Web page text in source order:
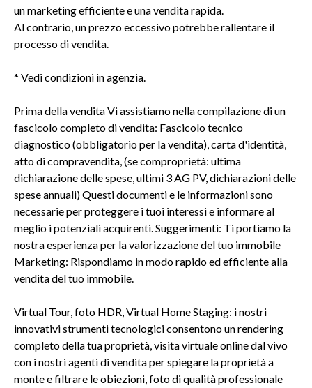
un marketing efficiente e una vendita rapida.
Al contrario, un prezzo eccessivo potrebbe rallentare il
processo di vendita.
* Vedi condizioni in agenzia.
Prima della vendita Vi assistiamo nella compilazione di un
fascicolo completo di vendita: Fascicolo tecnico
diagnostico (obbligatorio per la vendita), carta d'identità,
atto di compravendita, (se comproprietà: ultima
dichiarazione delle spese, ultimi 3 AG PV, dichiarazioni delle
spese annuali) Questi documenti e le informazioni sono
necessarie per proteggere i tuoi interessi e informare al
meglio i potenziali acquirenti. Suggerimenti: Ti portiamo la
nostra esperienza per la valorizzazione del tuo immobile
Marketing: Rispondiamo in modo rapido ed efficiente alla
vendita del tuo immobile.
Virtual Tour, foto HDR, Virtual Home Staging: i nostri
innovativi strumenti tecnologici consentono un rendering
completo della tua proprietà, visita virtuale online dal vivo
con i nostri agenti di vendita per spiegare la proprietà a
monte e filtrare le obiezioni, foto di qualità professionale